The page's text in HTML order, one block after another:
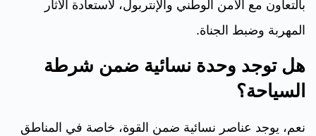
بالتعاون مع الأمن الوطني والإنتربول، لاستعادة الآثار
المهربة وضبط الجناة.
هل توجد وحدة نسائية ضمن شرطة
السياحة؟
نعم، يوجد عناصر نسائية ضمن القوة، خاصة في المناطق